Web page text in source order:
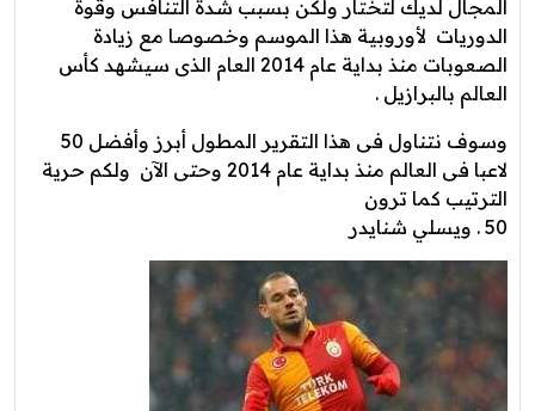
المجال لديك لتختار ولكن بسبب شدة التنافس وقوة
الدوريات لأوروبية هذا الموسم وخصوصا مع زيادة
الصعوبات منذ بداية عام 2014 العام الذى سيشهد كأس
العالم بالبرازيل .
وسوف نتناول فى هذا التقرير المطول أبرز وأفضل 50
لاعبا فى العالم منذ بداية عام 2014 وحتى الآن ولكم حرية
الترتيب كما ترون
50 . ويسلي شنايدر